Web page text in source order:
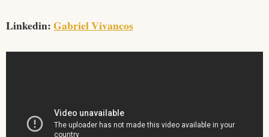
Linkedin:Gabriel Vivancos